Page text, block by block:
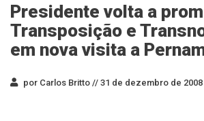
Presidente volta a
Transposição e
em nova visita a
por Carlos Britto // 31 de dezembro de 2008